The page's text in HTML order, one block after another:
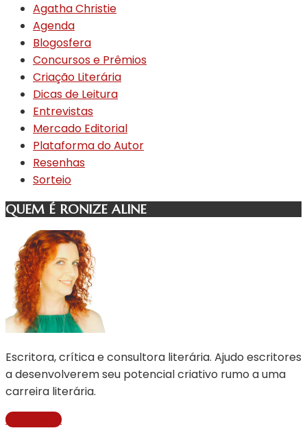
Agatha Christie
Agenda
Blogosfera
Concursos e Prêmios
Criação Literária
Dicas de Leitura
Entrevistas
Mercado Editorial
Plataforma do Autor
Resenhas
Sorteio
QUEM É RONIZE ALINE
Escritora, crítica e consultora literária. Ajudo escritores
a desenvolverem seu potencial criativo rumo a uma
carreira literária.
Saiba Mais